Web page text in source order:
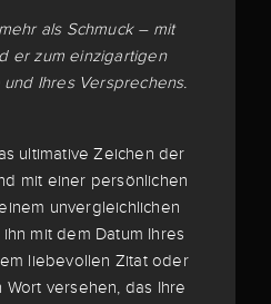
als Schmuck – mit
er zum einzigartigen
Ihres Versprechens.
ultimative Zeichen der
mit einer persönlichen
unvergleichlichen
mit dem Datum Ihres
liebevollen Zitat oder
versehen, das Ihre